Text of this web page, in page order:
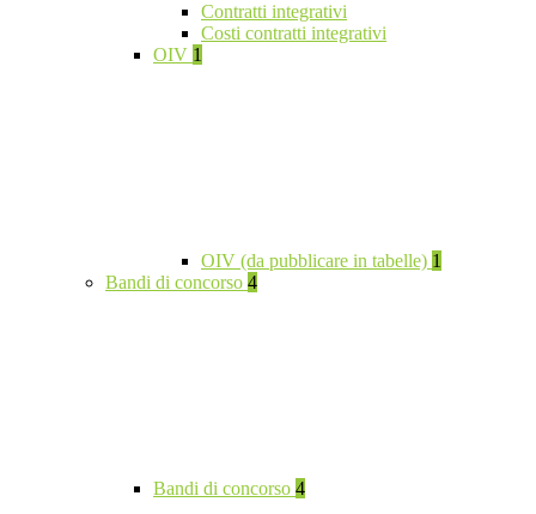
Contratti integrativi
Costi contratti integrativi
OIV 1
OIV (da pubblicare in tabelle) 1
Bandi di concorso 4
Bandi di concorso 4